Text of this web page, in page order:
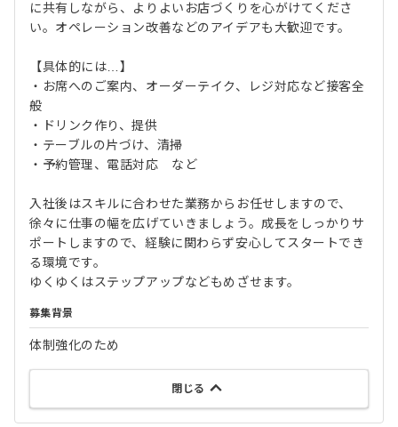
に共有しながら、よりよいお店づくりを心がけてくださ
い。オペレーション改善などのアイデアも大歓迎です。
【具体的には…】
・お席へのご案内、オーダーテイク、レジ対応など接客全
般
・ドリンク作り、提供
・テーブルの片づけ、清掃
・予約管理、電話対応 など
入社後はスキルに合わせた業務からお任せしますので、
徐々に仕事の幅を広げていきましょう。成長をしっかりサ
ポートしますので、経験に関わらず安心してスタートでき
る環境です。
ゆくゆくはステップアップなどもめざせます。
募集背景
体制強化のため
閉じる